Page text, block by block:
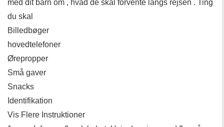
med dit barn om , hvad de skal forvente langs rejsen . Ting
du skal
Billedbøger
hovedtelefoner
Ørepropper
Små gaver
Snacks
Identifikation
Vis Flere Instruktioner